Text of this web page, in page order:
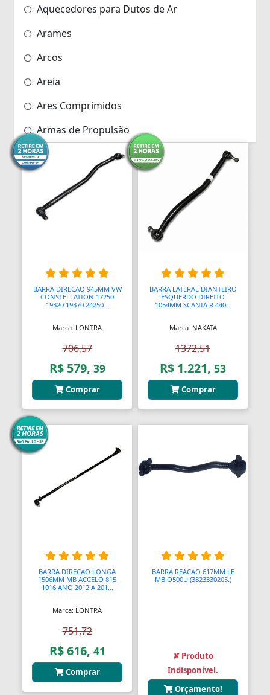
Aquecedores para Dutos de Ar
Arames
Arcos
Areia
Ares Comprimidos
Armas de Propulsão
Armações
Aros
Assento Sanitário
Assentos de Banheiras
Automodelismo
Automáticas
Automóveis
Aventais
Aviões
Bagageiros Gradeados
Balancins
Balanças Comerciais
Balanços
Balcões
Bancos
Bancos
Bancos de Jardim
BARRA DIRECAO 945MM VW
CONSTELLATION 17250
19320 19370 24250...
Marca: LONTRA
706,57
R$ 579, 39
Comprar
BARRA LATERAL DIANTEIRO
ESQUERDO DIREITO
1054MM SCANIA R 440...
Marca: NAKATA
1372,51
R$ 1.221, 53
Comprar
BARRA DIRECAO LONGA
1506MM MB ACCELO 815
1016 ANO 2012 A 201...
Marca: LONTRA
751,72
R$ 616, 41
Comprar
BARRA REACAO 617MM LE
MB O500U (3823330205.)
✘ Produto
Indisponível.
Orçamento!